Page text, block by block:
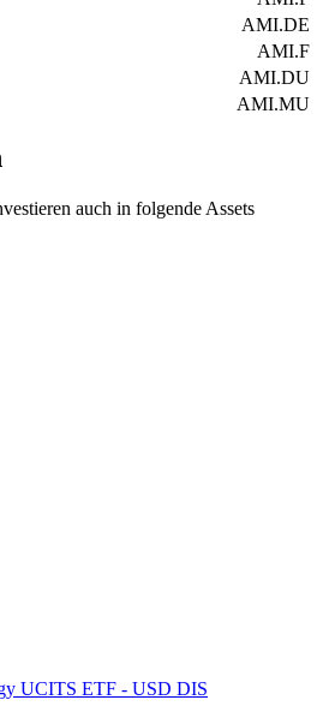
AMI.DE
AMI.F
AMI.DU
AMI.MU
auch in folgende Assets
UCITS ETF - USD DIS